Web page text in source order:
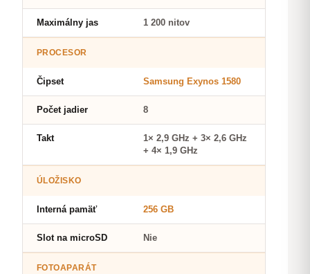
Maximálny jas 1 200 nitov
PROCESOR
Čipset Samsung Exynos 1580
Počet jadier 8
Takt
1× 2,9 GHz + 3× 2,6 GHz
+ 4× 1,9 GHz
ÚLOŽISKO
Interná pamäť 256 GB
Slot na microSD Nie
FOTOAPARÁT